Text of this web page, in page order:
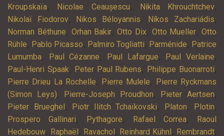
Kroupskaïa, Nicolae Ceaușescu, Nikita Khrouchtchev,
Nikolaï Fiodorov, Nikos Béloyannis, Níkos Zachariádis,
Norman Béthune, Orhan Bakir, Otto Dix, Otto Mueller, Otto
Rühle, Pablo Picasso, Palmiro Togliatti, Parménide, Patrice
Lumumba, Paul Cézanne, Paul Lafargue, Paul Verlaine,
Paul-Henri Spaak, Peter Paul Rubens, Philippe Buonarroti,
Pierre Drieu La Rochelle, Pierre Mulele,
Pierre Ryckmans
(Simon Leys), Pierre-Joseph Proudhon, Pieter Aertsen,
Pieter Brueghel , Piotr Ilitch Tchaïkovski, Platon, Plotin,
Prospero Gallinari, Pythagore, Rafael Correa,
Raoul
Hedebouw, Raphaël , Ravachol , Reinhard Kühnl , Rembrandt,